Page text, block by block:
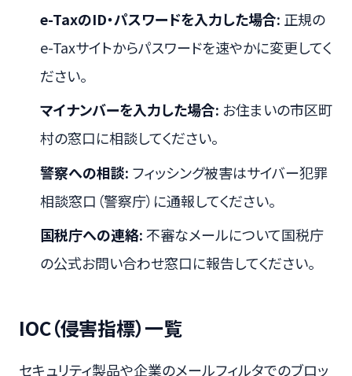
e-TaxのID・パスワードを入力した場合: 正規の
e-Taxサイトからパスワードを速やかに変更してく
ださい。
マイナンバーを入力した場合: お住まいの市区町
村の窓口に相談してください。
警察への相談: フィッシング被害はサイバー犯罪
相談窓口（警察庁）に通報してください。
国税庁への連絡:不審なメールについて国税庁
の公式お問い合わせ窓口に報告してください。
IOC（侵害指標）一覧
セキュリティ製品や企業のメールフィルタでのブロッ